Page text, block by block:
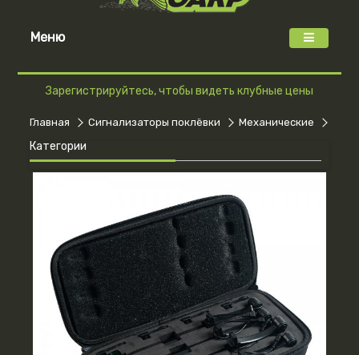
Меню
Зарегистрируйтесь, чтобы видеть клубные цены
Главная Сигнализаторы поклёвки Механические
Категории